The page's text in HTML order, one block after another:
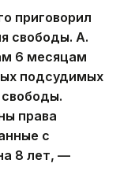
приговорил
свободы. А.
6 месяцам
подсудимых
права
с
8 лет, —